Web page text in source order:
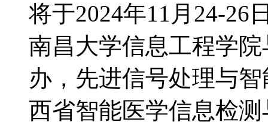
将于2024年11月24-26
南昌大学信息工程学
办，先进信号处理与
西省智能医学信息检